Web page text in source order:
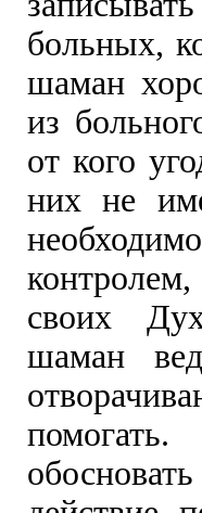
больных,
шаман
из
от кого
них не
своих
шаман